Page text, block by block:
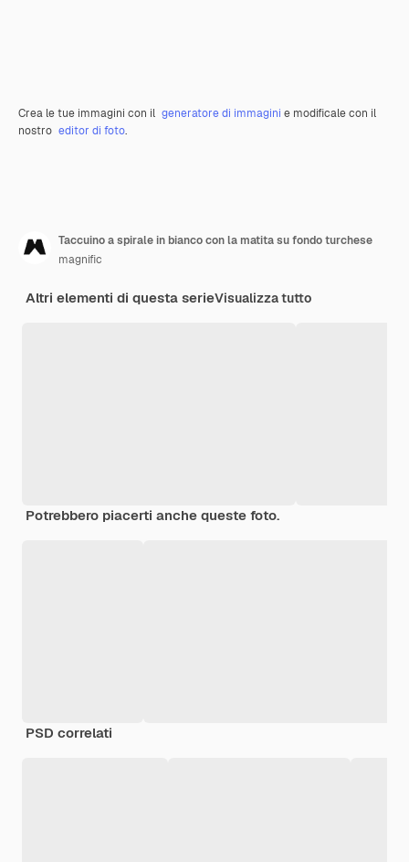
Crea le tue immagini con il generatore di immagini e modificale con il
nostro editor di foto.
Taccuino a spirale in bianco con la matita su fondo turchese
magnific
Altri elementi di questa serieVisualizza tutto
Potrebbero piacerti anche queste foto.
PSD correlati